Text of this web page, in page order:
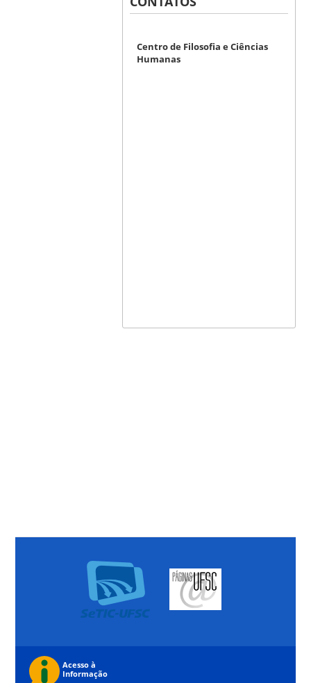
Centro de Filosofia e Ciências
Humanas